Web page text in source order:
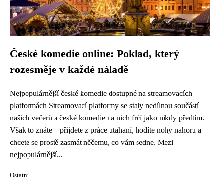
České komedie online: Poklad, který
rozesměje v každé náladě
Nejpopulárnější české komedie dostupné na streamovacích
platformách Streamovací platformy se staly nedílnou součástí
našich večerů a české komedie na nich frčí jako nikdy předtím.
Však to znáte – přijdete z práce utahaní, hodíte nohy nahoru a
chcete se prostě zasmát něčemu, co vám sedne. Mezi
nejpopulárnější...
Ostatní